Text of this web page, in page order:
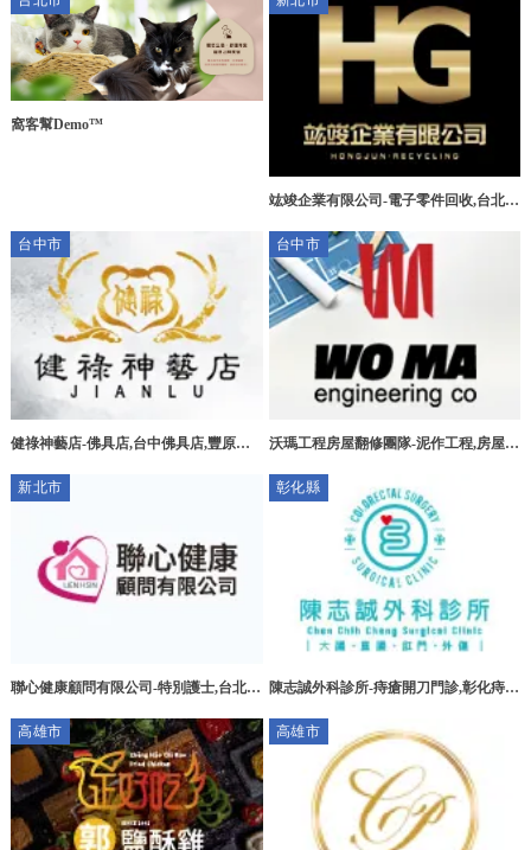
窩客幫Demo™
竑竣企業有限公司-電子零件回收,台北電
電子零件回收
台中市
健祿神藝店-佛具店,台中佛具店,豐原佛
台中市
沃瑪工程房屋翻修團隊-泥作工程,房屋拆
新北市
聯心健康顧問有限公司-特別護士,台北特
彰化縣
陳志誠外科診所-痔瘡開刀門診,彰化痔瘡
高雄市
高雄市